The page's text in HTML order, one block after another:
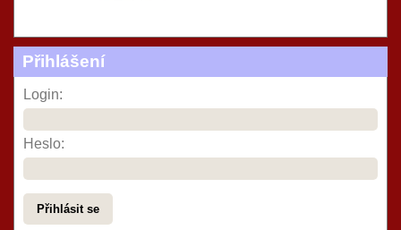
Přihlášení
Login:
Heslo: